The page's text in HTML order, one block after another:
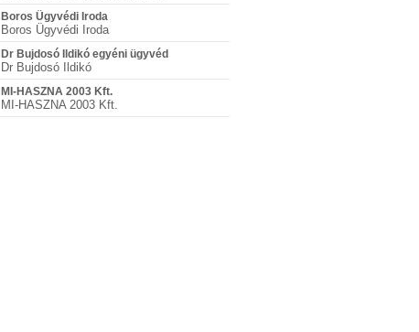
Boros Ügyvédi Iroda
Boros Ügyvédi Iroda
Dr Bujdosó Ildikó egyéni ügyvéd
Dr Bujdosó Ildikó
MI-HASZNA 2003 Kft.
MI-HASZNA 2003 Kft.